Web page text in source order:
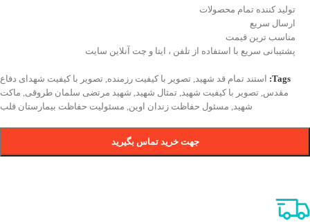
تولید کننده تمام محصولات
ارسال سریع
مناسب ترین قیمت
پشتیبانی سریع با استفاده از تلفن ، ایتا و چت آنلاین سایت
Tags: استند تمام قد شهید, تصویر با کیفیت رزمنده, تصویر با کیفیت شهدای دفاع
مقدس, تصویر با کیفیت شهید, تمثال شهید, شهید مرتضی سلمان طروقی, ماکت
شهید, مسئول حفاظت زندان اوین, مسئولیت حفاظت بیمارستان قلب
جهت خرید تماس بگیرید